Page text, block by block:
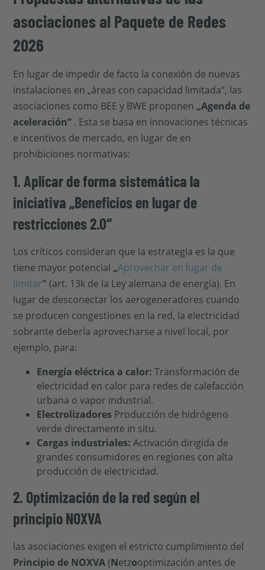
asociaciones al Paquete de Redes
2026
En lugar de impedir de facto la conexión de nuevas
instalaciones en „áreas con capacidad limitada“, las
asociaciones como BEE y BWE proponen „Agenda de
aceleración“ . Esta se basa en innovaciones técnicas
e incentivos de mercado, en lugar de en
prohibiciones normativas:
1. Aplicar de forma sistemática la
iniciativa „Beneficios en lugar de
restricciones 2.0“
Los críticos consideran que la estrategia es la que
tiene mayor potencial „Aprovechar en lugar de
limitar" (art. 13k de la Ley alemana de energía). En
lugar de desconectar los aerogeneradores cuando
se producen congestiones en la red, la electricidad
sobrante debería aprovecharse a nivel local, por
ejemplo, para:
Energía eléctrica a calor: Transformación de
electricidad en calor para redes de calefacción
urbana o vapor industrial.
Electrolizadores Producción de hidrógeno
verde directamente in situ.
Cargas industriales: Activación dirigida de
grandes consumidores en regiones con alta
producción de electricidad.
2. Optimización de la red según el
principio NOXVA
las asociaciones exigen el estricto cumplimiento del
Principio de NOXVA(Netzooptimización antes de